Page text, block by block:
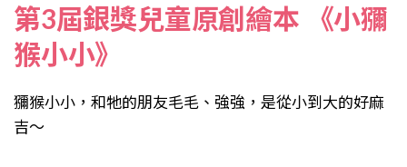
第3屆銀獎兒童原創繪本 《小獼
猴小小》
獼猴小小，和牠的朋友毛毛、強強，是從小到大的好麻
吉～